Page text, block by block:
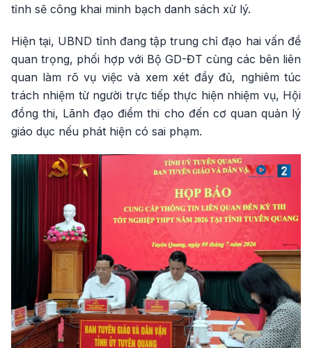
tỉnh sẽ công khai minh bạch danh sách xử lý.
Hiện tại, UBND tỉnh đang tập trung chỉ đạo hai vấn đề
quan trọng, phối hợp với Bộ GD-ĐT cùng các bên liên
quan làm rõ vụ việc và xem xét đầy đủ, nghiêm túc
trách nhiệm từ người trực tiếp thực hiện nhiệm vụ, Hội
đồng thi, Lãnh đạo điểm thi cho đến cơ quan quản lý
giáo dục nếu phát hiện có sai phạm.